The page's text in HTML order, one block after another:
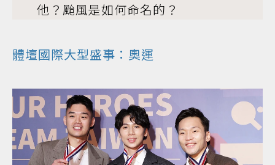
他？颱風是如何命名的？
體壇國際大型盛事：奧運